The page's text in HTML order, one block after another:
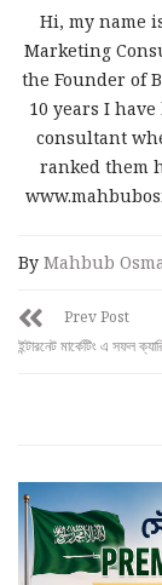
Hi, my name
Marketing
the Founder of
10 years I
consultant
ranked them
By Mahbub
Prev Post
ইন্টারনেট মার্কেটিং এ সফল